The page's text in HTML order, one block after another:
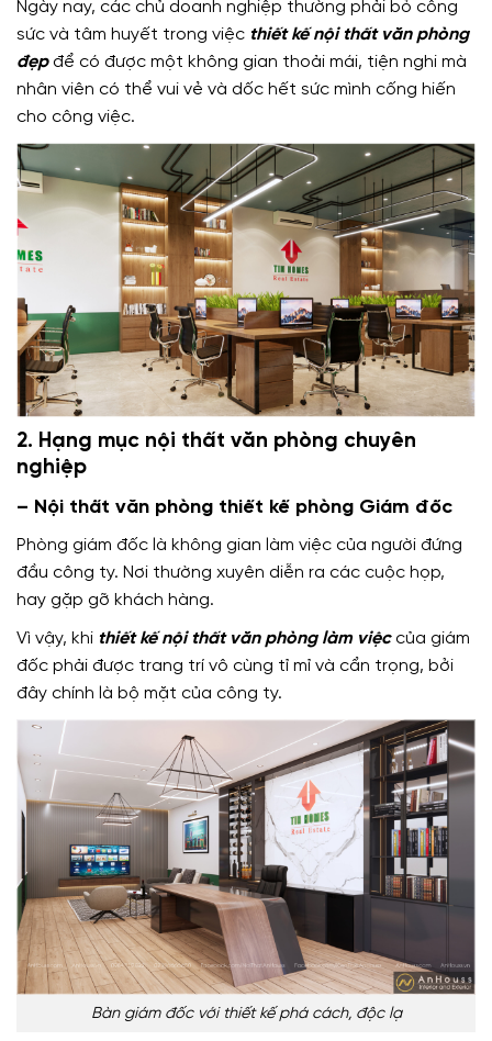
Ngày nay, các chủ doanh nghiệp thường phải bỏ công
sức và tâm huyết trong việc thiết kế nội thất văn phòng
đẹpđể có được một không gian thoải mái, tiện nghi mà
nhân viên có thể vui vẻ và dốc hết sức mình cống hiến
cho công việc.
2. Hạng mục nội thất văn phòng chuyên
nghiệp
– Nội thất văn phòng thiết kế phòng Giám đốc
Phòng giám đốc là không gian làm việc của người đứng
đầu công ty. Nơi thường xuyên diễn ra các cuộc họp,
hay gặp gỡ khách hàng.
Vì vậy, khi thiết kế nội thất văn phòng làm việccủa giám
đốc phải được trang trí vô cùng tỉ mỉ và cẩn trọng, bởi
đây chính là bộ mặt của công ty.
Bàn giám đốc với thiết kế phá cách, độc lạ